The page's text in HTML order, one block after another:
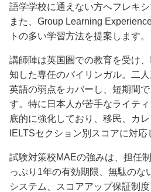
語学学校に通えない方へフレキシ
また、Group Learning
トの多い学習方法を提案します。
講師陣は英国圏での教育を受け
知した専任のバイリンガル。二
英語の弱点をカバーし、短期間
す。特に日本人が苦手なライテ
底的に強化しており、移民、カ
IELTSセクション別スコアに対応
試験対策校MAEの強みは、担任
っぷり1年の有効期限、無駄のな
システム、スコアアップ保証制